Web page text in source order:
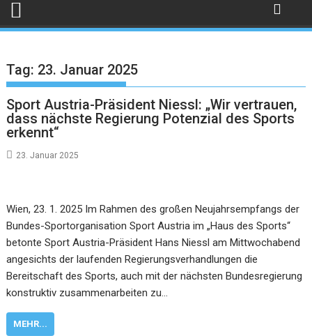
Tag: 23. Januar 2025
Sport Austria-Präsident Niessl: „Wir vertrauen,
dass nächste Regierung Potenzial des Sports
erkennt“
23. Januar 2025
Wien, 23. 1. 2025 Im Rahmen des großen Neujahrsempfangs der
Bundes-Sportorganisation Sport Austria im „Haus des Sports“
betonte Sport Austria-Präsident Hans Niessl am Mittwochabend
angesichts der laufenden Regierungsverhandlungen die
Bereitschaft des Sports, auch mit der nächsten Bundesregierung
konstruktiv zusammenarbeiten zu…
MEHR...